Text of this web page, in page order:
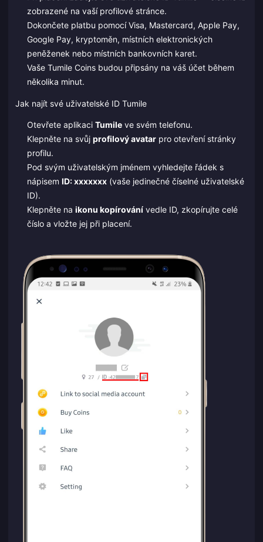
zobrazené na vaší profilové stránce.
Dokončete platbu pomocí Visa, Mastercard, Apple Pay,
Google Pay, kryptoměn, místních elektronických
peněženek nebo místních bankovních karet.
Vaše Tumile Coins budou připsány na váš účet během
několika minut.
Jak najít své uživatelské ID Tumile
Otevřete aplikaci Tumileve svém telefonu.
Klepněte na svůj profilový avatarpro otevření stránky
profilu.
Pod svým uživatelským jménem vyhledejte řádek s
nápisem ID: xxxxxxx(vaše jedinečné číselné uživatelské
ID).
Klepněte na ikonu kopírovánívedle ID, zkopírujte celé
číslo a vložte jej při placení.